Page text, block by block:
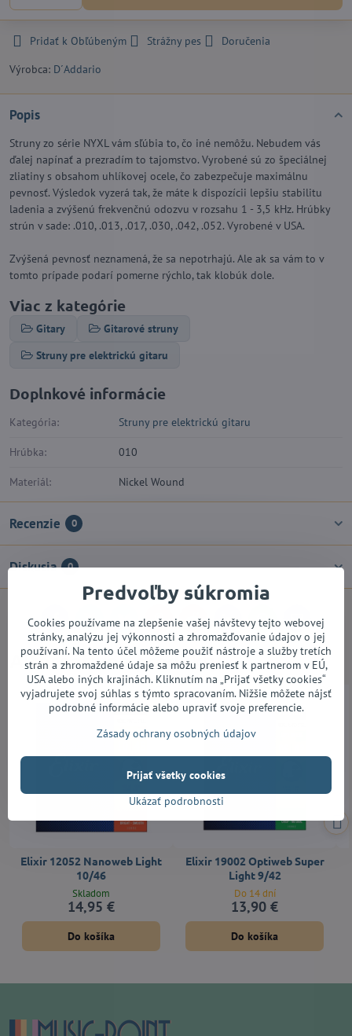
Pridať k Obľúbeným Strážny pes
Doručenia
Výrobca: D´Addario
Popis
Struny zo série NYXL vám sľúbia to, čo iné nemôžu. Nebudem vás
ďalej napínať a prezradím to tajomstvo. Vyrobené sú zo špeciálnej
zliatiny s obsahom uhlíkovej ocele, čo zabezpečuje maximálnu
pevnosť. Výsledok vyzerá tak, že máte k dispozícii lepšiu stabilitu
ladenia a zvýšenú frekvenčnú odozvu v rozsahu 1 - 3,5 kHz. Hrúbky
strún v sade: .010, .013, .017, .030, .042, .052. Vyrobené v USA.
Zvýšená pevnosť neznamená, že sa nepotrhajú. Ale ak sa vám to v
tomto prípade podarí pomerne rýchlo, tak klobúk dole.
Viac z kategórie
Gitary
Gitarové struny
Struny pre elektrickú gitaru
Doplnkové informácie
Kategória: Struny pre elektrickú gitaru
Hrúbka: 010
Materiál: Nickel Wound
Recenzie 0
Diskusia 0
FacebookTwitter BlueskyPinterestReddit LinkedInWhatsApp
E-
mail
Alternatívne produkty
Elixir 12052 Nanoweb Light
10/46
Skladom
14,95 €
Do košíka
Elixir 19002 Optiweb Super
Light 9/42
Do 14 dní
13,90 €
Do košíka
Predvoľby súkromia
Cookies používame na zlepšenie vašej návštevy tejto webovej
stránky, analýzu jej výkonnosti a zhromažďovanie údajov o jej
používaní. Na tento účel môžeme použiť nástroje a služby tretích
strán a zhromaždené údaje sa môžu preniesť k partnerom v EÚ,
USA alebo iných krajinách. Kliknutím na „Prijať všetky cookies“
vyjadrujete svoj súhlas s týmto spracovaním. Nižšie môžete nájsť
podrobné informácie alebo upraviť svoje preferencie.
Zásady ochrany osobných údajov
Ukázať podrobnosti
Prijať všetky cookies